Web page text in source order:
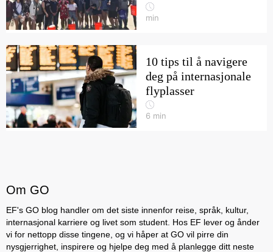
min
10 tips til å navigere
deg på internasjonale
flyplasser
6 min
Om GO
EF's GO blog handler om det siste innenfor reise, språk, kultur,
internasjonal karriere og livet som student. Hos EF lever og ånder
vi for nettopp disse tingene, og vi håper at GO vil pirre din
nysgjerrighet, inspirere og hjelpe deg med å planlegge ditt neste